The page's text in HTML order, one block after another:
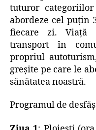
tuturor
abordeze cel puțin
fiecare zi. Viață
transport în
propriul
greșite pe care le
sănătatea noastră.
Programul de